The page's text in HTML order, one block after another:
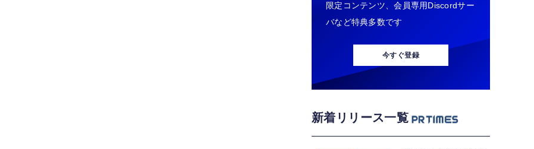
限定コンテンツ、会員専用Discordサー
バなど特典多数です
今すぐ登録
新着リリース一覧